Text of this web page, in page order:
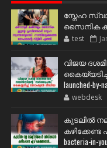
സ്നേഹ
സൈനിക
test
വിജയ
launched-by-
webdesk
കുടലിൽ
കഴിക്കേണ്ട
bacteria-in-